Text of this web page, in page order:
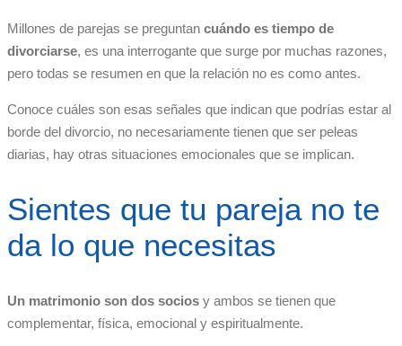
Millones de parejas se preguntan cuándo es tiempo de
divorciarse, es una interrogante que surge por muchas razones,
pero todas se resumen en que la relación no es como antes.
Conoce cuáles son esas señales que indican que podrías estar al
borde del divorcio, no necesariamente tienen que ser peleas
diarias, hay otras situaciones emocionales que se implican.
Sientes que tu pareja no te
da lo que necesitas
Un matrimonio son dos socios y ambos se tienen que
complementar, física, emocional y espiritualmente.